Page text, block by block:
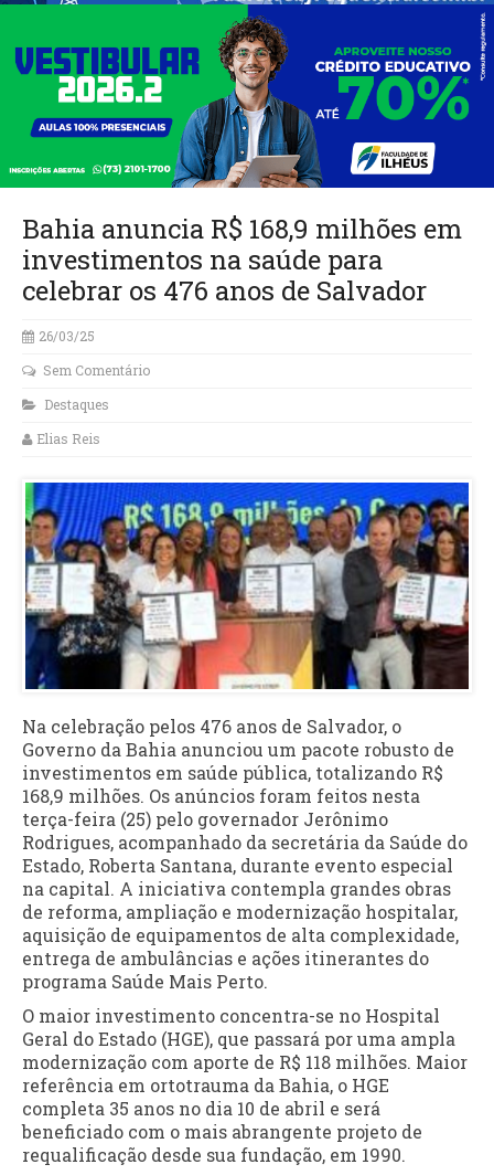
Bahia anuncia R$ 168,9 milhões em
investimentos na saúde para
celebrar os 476 anos de Salvador
26/03/25
Sem Comentário
Destaques
Elias Reis
Na celebração pelos 476 anos de Salvador, o
Governo da Bahia anunciou um pacote robusto de
investimentos em saúde pública, totalizando R$
168,9 milhões. Os anúncios foram feitos nesta
terça-feira (25) pelo governador Jerônimo
Rodrigues, acompanhado da secretária da Saúde do
Estado, Roberta Santana, durante evento especial
na capital. A iniciativa contempla grandes obras
de reforma, ampliação e modernização hospitalar,
aquisição de equipamentos de alta complexidade,
entrega de ambulâncias e ações itinerantes do
programa Saúde Mais Perto.
O maior investimento concentra-se no Hospital
Geral do Estado (HGE), que passará por uma ampla
modernização com aporte de R$ 118 milhões. Maior
referência em ortotrauma da Bahia, o HGE
completa 35 anos no dia 10 de abril e será
beneficiado com o mais abrangente projeto de
requalificação desde sua fundação, em 1990.